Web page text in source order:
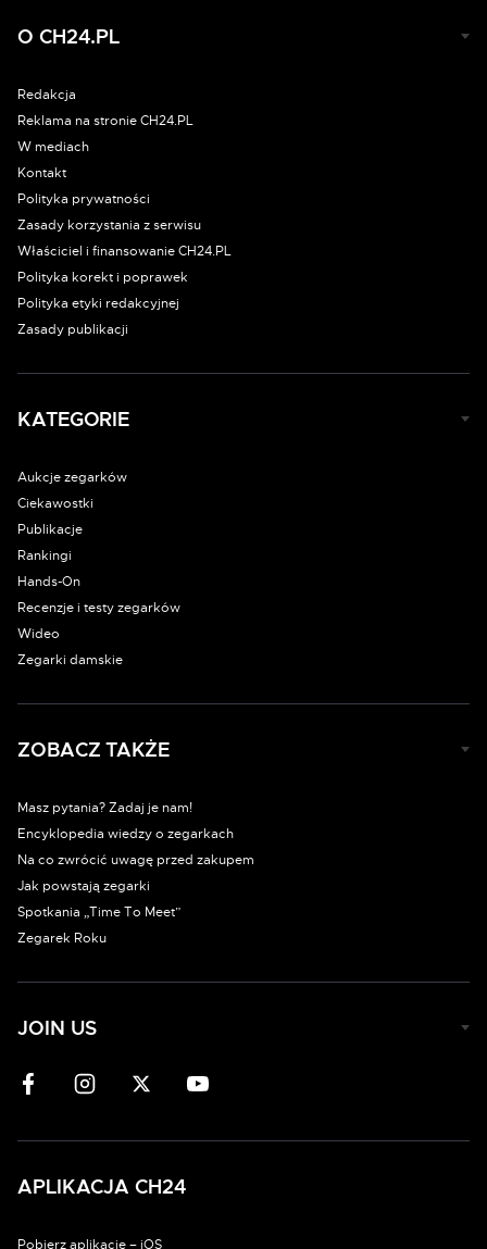
O CH24.PL
Redakcja
Reklama na stronie CH24.PL
W mediach
Kontakt
Polityka prywatności
Zasady korzystania z serwisu
Właściciel i finansowanie CH24.PL
Polityka korekt i poprawek
Polityka etyki redakcyjnej
Zasady publikacji
KATEGORIE
Aukcje zegarków
Ciekawostki
Publikacje
Rankingi
Hands-On
Recenzje i testy zegarków
Wideo
Zegarki damskie
ZOBACZ TAKŻE
Masz pytania? Zadaj je nam!
Encyklopedia wiedzy o zegarkach
Na co zwrócić uwagę przed zakupem
Jak powstają zegarki
Spotkania „Time To Meet”
Zegarek Roku
JOIN US
APLIKACJA CH24
Pobierz aplikację – iOS